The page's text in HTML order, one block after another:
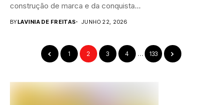
construção de marca e da conquista...
BYLAVINIA DE FREITAS JUNHO 22, 2026
1 2 3 4 … 133